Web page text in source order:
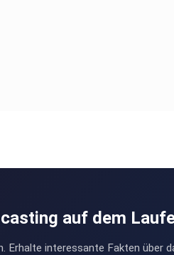
auf dem
Erhalte interessante Fakten über